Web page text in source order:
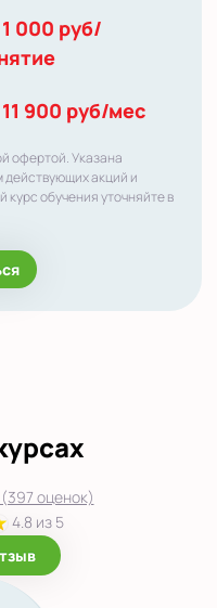
000 руб/
900 руб/мес
офертой. Указана
действующих акций и
обучения уточняйте в
оценок)
4.8 из 5